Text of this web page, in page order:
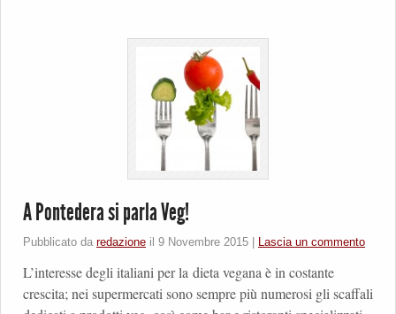
A Pontedera si parla Veg!
Pubblicato da redazione il 9 Novembre 2015 Lascia un commento
L’interesse degli italiani per la dieta vegana è in costante
crescita; nei supermercati sono sempre più numerosi gli scaffali